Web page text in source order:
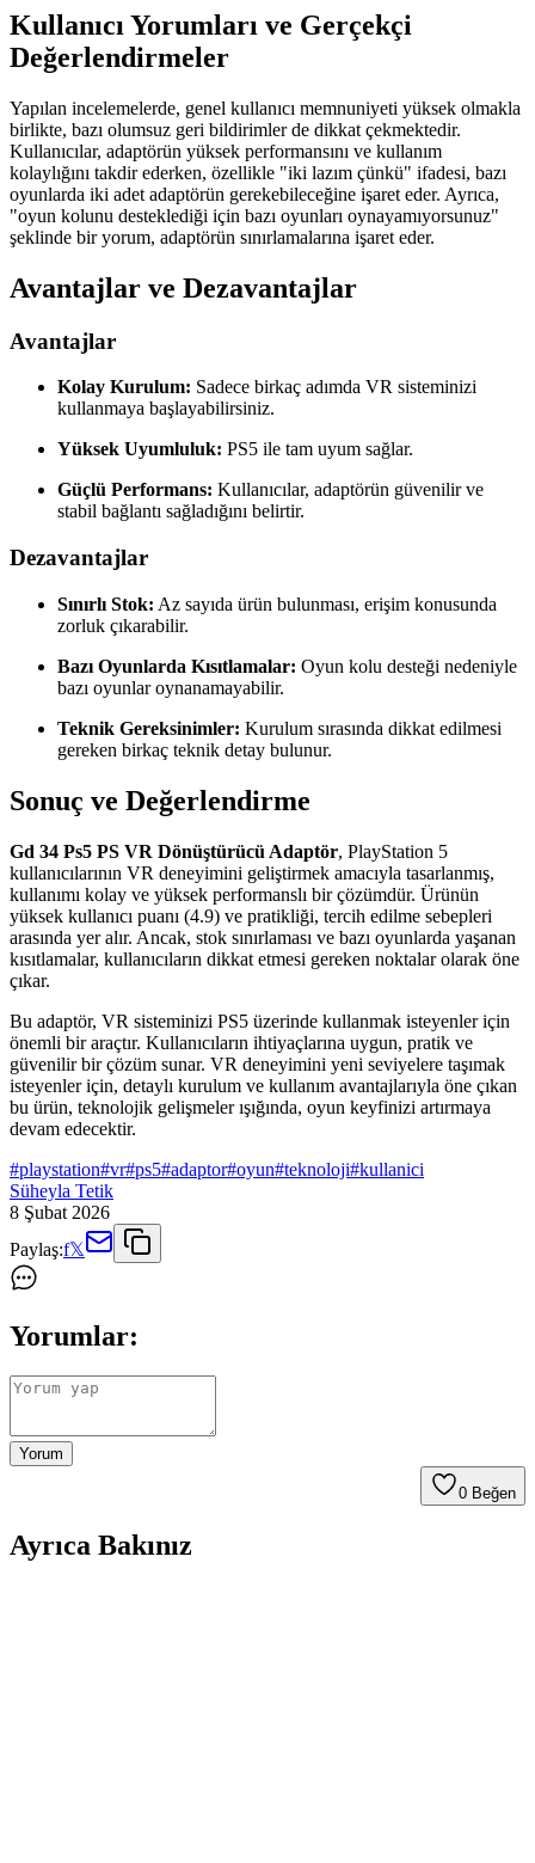
Kullanıcı Yorumları ve Gerçekçi
Değerlendirmeler
Yapılan incelemelerde, genel kullanıcı memnuniyeti yüksek olmakla
birlikte, bazı olumsuz geri bildirimler de dikkat çekmektedir.
Kullanıcılar, adaptörün yüksek performansını ve kullanım
kolaylığını takdir ederken, özellikle "iki lazım çünkü" ifadesi, bazı
oyunlarda iki adet adaptörün gerekebileceğine işaret eder. Ayrıca,
"oyun kolunu desteklediği için bazı oyunları oynayamıyorsunuz"
şeklinde bir yorum, adaptörün sınırlamalarına işaret eder.
Avantajlar ve Dezavantajlar
Avantajlar
Kolay Kurulum: Sadece birkaç adımda VR sisteminizi
kullanmaya başlayabilirsiniz.
Yüksek Uyumluluk: PS5 ile tam uyum sağlar.
Güçlü Performans: Kullanıcılar, adaptörün güvenilir ve
stabil bağlantı sağladığını belirtir.
Dezavantajlar
Sınırlı Stok: Az sayıda ürün bulunması, erişim konusunda
zorluk çıkarabilir.
Bazı Oyunlarda Kısıtlamalar: Oyun kolu desteği nedeniyle
bazı oyunlar oynanamayabilir.
Teknik Gereksinimler: Kurulum sırasında dikkat edilmesi
gereken birkaç teknik detay bulunur.
Sonuç ve Değerlendirme
Gd 34 Ps5 PS VR Dönüştürücü Adaptör, PlayStation 5
kullanıcılarının VR deneyimini geliştirmek amacıyla tasarlanmış,
kullanımı kolay ve yüksek performanslı bir çözümdür. Ürünün
yüksek kullanıcı puanı (4.9) ve pratikliği, tercih edilme sebepleri
arasında yer alır. Ancak, stok sınırlaması ve bazı oyunlarda yaşanan
kısıtlamalar, kullanıcıların dikkat etmesi gereken noktalar olarak öne
çıkar.
Bu adaptör, VR sisteminizi PS5 üzerinde kullanmak isteyenler için
önemli bir araçtır. Kullanıcıların ihtiyaçlarına uygun, pratik ve
güvenilir bir çözüm sunar. VR deneyimini yeni seviyelere taşımak
isteyenler için, detaylı kurulum ve kullanım avantajlarıyla öne çıkan
bu ürün, teknolojik gelişmeler ışığında, oyun keyfinizi artırmaya
devam edecektir.
#playstation#vr#ps5#adaptor#oyun#teknoloji#kullanici
Süheyla Tetik
8 Şubat 2026
Paylaş:f𝕏
Yorumlar:
Yorum
0 Beğen
Ayrıca Bakınız